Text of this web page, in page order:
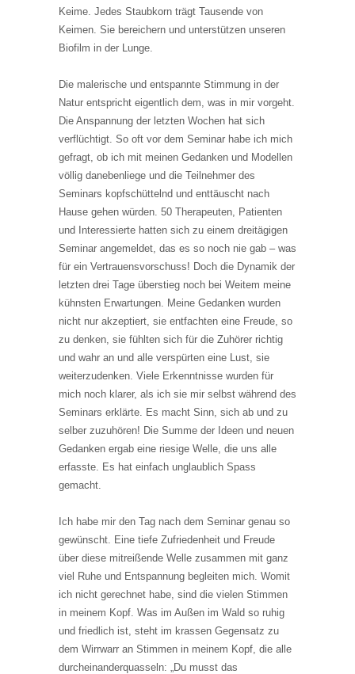
Keime. Jedes Staubkorn trägt Tausende von
Keimen. Sie bereichern und unterstützen unseren
Biofilm in der Lunge.
Die malerische und entspannte Stimmung in der
Natur entspricht eigentlich dem, was in mir vorgeht.
Die Anspannung der letzten Wochen hat sich
verflüchtigt. So oft vor dem Seminar habe ich mich
gefragt, ob ich mit meinen Gedanken und Modellen
völlig danebenliege und die Teilnehmer des
Seminars kopfschüttelnd und enttäuscht nach
Hause gehen würden. 50 Therapeuten, Patienten
und Interessierte hatten sich zu einem dreitägigen
Seminar angemeldet, das es so noch nie gab – was
für ein Vertrauensvorschuss! Doch die Dynamik der
letzten drei Tage überstieg noch bei Weitem meine
kühnsten Erwartungen. Meine Gedanken wurden
nicht nur akzeptiert, sie entfachten eine Freude, so
zu denken, sie fühlten sich für die Zuhörer richtig
und wahr an und alle verspürten eine Lust, sie
weiterzudenken. Viele Erkenntnisse wurden für
mich noch klarer, als ich sie mir selbst während des
Seminars erklärte. Es macht Sinn, sich ab und zu
selber zuzuhören! Die Summe der Ideen und neuen
Gedanken ergab eine riesige Welle, die uns alle
erfasste. Es hat einfach unglaublich Spass
gemacht.
Ich habe mir den Tag nach dem Seminar genau so
gewünscht. Eine tiefe Zufriedenheit und Freude
über diese mitreißende Welle zusammen mit ganz
viel Ruhe und Entspannung begleiten mich. Womit
ich nicht gerechnet habe, sind die vielen Stimmen
in meinem Kopf. Was im Außen im Wald so ruhig
und friedlich ist, steht im krassen Gegensatz zu
dem Wirrwarr an Stimmen in meinem Kopf, die alle
durcheinanderquasseln: „Du musst das